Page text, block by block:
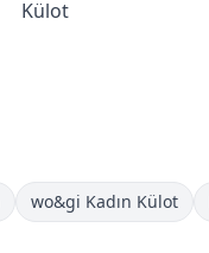
Külot
wo&gi Kadın Külot